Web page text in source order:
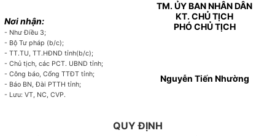
Nơi nhận:
- Như Điều 3;
- Bộ Tư pháp (b/c);
- TT.TU, TT.HĐND tỉnh(b/c);
- Chủ tịch, các PCT. UBND tỉnh;
- Công báo, Cổng TTĐT tỉnh;
- Báo BN, Đài PTTH tỉnh;
- Lưu: VT, NC, CVP.
TM. ỦY BAN NHÂN DÂN
KT. CHỦ TỊCH
PHÓ CHỦ TỊCH
Nguyễn Tiến Nhường
QUY ĐỊNH